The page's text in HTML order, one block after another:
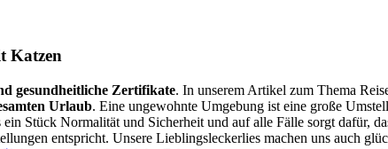
Katzen
gesundheitliche Zertifikate. In unserem Artikel zum Thema
Urlaub. Eine ungewohnte Umgebung ist eine große
Stück Normalität und Sicherheit und auf alle Fälle sorgt dafür,
entspricht. Unsere Lieblingsleckerlies machen uns auch